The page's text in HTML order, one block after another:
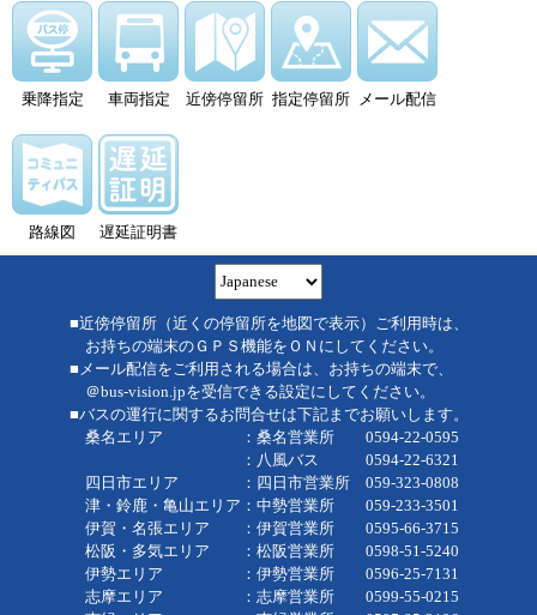
乗降指定 車両指定 近傍停留所 指定停留所 メール配信
路線図 遅延証明書
■近傍停留所（近くの停留所を地図で表示）ご利用時は、
お持ちの端末のＧＰＳ機能をＯＮにしてください。
■メール配信をご利用される場合は、お持ちの端末で、
＠bus-vision.jpを受信できる設定にしてください。
■バスの運行に関するお問合せは下記までお願いします。
桑名エリア ：桑名営業所 0594-22-0595
：八風バス 0594-22-6321
四日市エリア ：四日市営業所 059-323-0808
津・鈴鹿・亀山エリア：中勢営業所 059-233-3501
伊賀・名張エリア ：伊賀営業所 0595-66-3715
松阪・多気エリア ：松阪営業所 0598-51-5240
伊勢エリア ：伊勢営業所 0596-25-7131
志摩エリア ：志摩営業所 0599-55-0215